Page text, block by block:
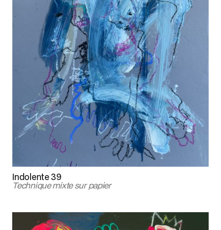
Indolente 39
Technique mixte sur papier